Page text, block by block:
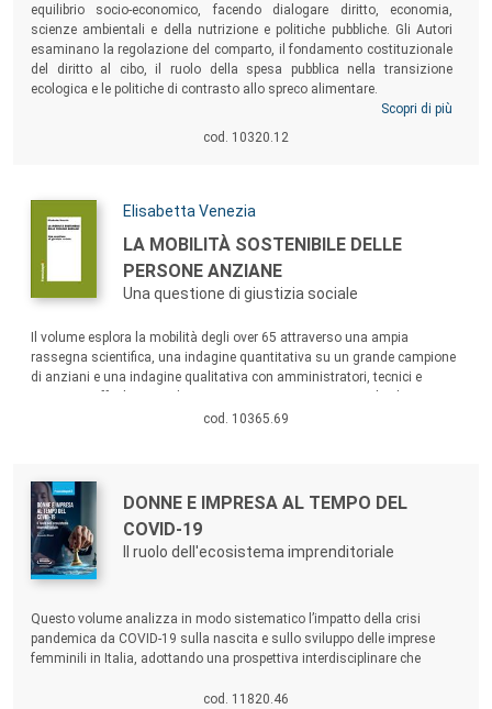
equilibrio socio-economico, facendo dialogare diritto, economia,
scienze ambientali e della nutrizione e politiche pubbliche. Gli Autori
esaminano la regolazione del comparto, il fondamento costituzionale
del diritto al cibo, il ruolo della spesa pubblica nella transizione
ecologica e le politiche di contrasto allo spreco alimentare.
Scopri di più
cod. 10320.12
Autori:
Elisabetta Venezia
Titolo:
LA MOBILITÀ SOSTENIBILE DELLE
PERSONE ANZIANE
Una questione di giustizia sociale
Il volume esplora la mobilità degli over 65 attraverso una ampia
rassegna scientifica, una indagine quantitativa su un grande campione
di anziani e una indagine qualitativa con amministratori, tecnici e
integrate per Comuni, Regioni, gestori del trasporto pubblico e decisori
cod. 10365.69
Autori:
Titolo:
DONNE E IMPRESA AL TEMPO DEL
COVID-19
Il ruolo dell'ecosistema imprenditoriale
Questo volume analizza in modo sistematico l’impatto della crisi
pandemica da COVID-19 sulla nascita e sullo sviluppo delle imprese
femminili in Italia, adottando una prospettiva interdisciplinare che
cod. 11820.46